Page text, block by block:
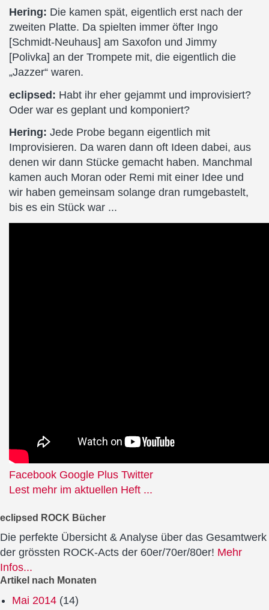
Hering: Die kamen spät, eigentlich erst nach der
zweiten Platte. Da spielten immer öfter Ingo
[Schmidt-Neuhaus] am Saxofon und Jimmy
[Polivka] an der Trompete mit, die eigentlich die
„Jazzer“ waren.
eclipsed: Habt ihr eher gejammt und improvisiert?
Oder war es geplant und komponiert?
Hering: Jede Probe begann eigentlich mit
Improvisieren. Da waren dann oft Ideen dabei, aus
denen wir dann Stücke gemacht haben. Manchmal
kamen auch Moran oder Remi mit einer Idee und
wir haben gemeinsam solange dran rumgebastelt,
bis es ein Stück war ...
Facebook Google Plus Twitter
Lest mehr im aktuellen Heft ...
eclipsed ROCK Bücher
Die perfekte Übersicht & Analyse über das Gesamtwerk
der grössten ROCK-Acts der 60er/70er/80er! Mehr
Infos...
Artikel nach Monaten
Mai 2014 (14)